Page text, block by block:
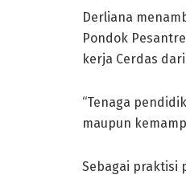
Derliana
Pondok
kerja Cerdas
“Tenaga
maupun
Sebagai praktisi